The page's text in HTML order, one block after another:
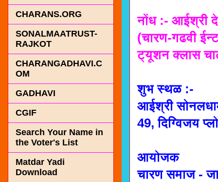
नोंध :- आईश्री
(चारण-गढवी
ट्यूशन क्लास
शुभ स्थळ :-
आईश्री
49, दिग्विजय
आयोजक
चारण समाज -
CHARANS.ORG
SONALMAATRUST-
RAJKOT
CHARANGADHAVI.C
OM
GADHAVI
CGIF
Search Your Name in
the Voter's List
Matdar Yadi
Download